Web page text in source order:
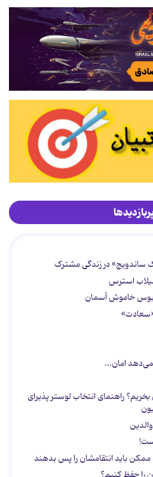
ساندویچ» در زندگی مشترک
استرس
خاموش آسمان
«سعادت»
امان...
راهنمای انتخاب لوستر پذیرای